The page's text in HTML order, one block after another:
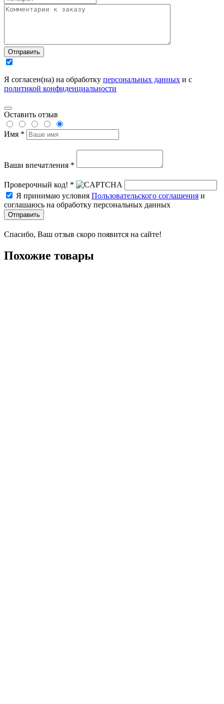
Отправить
Я согласен(на) на обработку персональных данных и с
политикой конфиденциальности
Оставить отзыв
Имя *
Ваши впечатления *
Проверочный код! *
Я принимаю условия Пользовательского соглашения и
соглашаюсь на обработку персональных данных
Отправить
Спасибо, Ваш отзыв скоро появится на сайте!
Похожие товары